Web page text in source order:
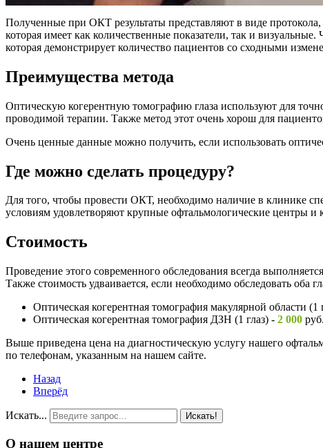
Полученные при ОКТ результаты представляют в виде
которая имеет как количественные показатели, так и
которая демонстрирует количество пациентов со сходными
Преимущества метода
Оптическую когерентную томографию глаза используют для
проводимой терапии. Также метод этот очень хорош для
Очень ценные данные можно получить, если использовать
Где можно сделать процедуру?
Для того, чтобы провести ОКТ, необходимо наличие в клинике
условиям удовлетворяют крупные офтальмологические центры
Стоимость
Проведение этого современного обследования всегда
Также стоимость удваивается, если необходимо обследовать оба
Оптическая когерентная томография макулярной области (1
Оптическая когерентная томография ДЗН (1 глаз) - 2 000 руб.
Выше приведена цена на диагностическую услугу нашего
по телефонам, указанным на нашем сайте.
Назад
Вперёд
Искать... Искать!
О нашем центре